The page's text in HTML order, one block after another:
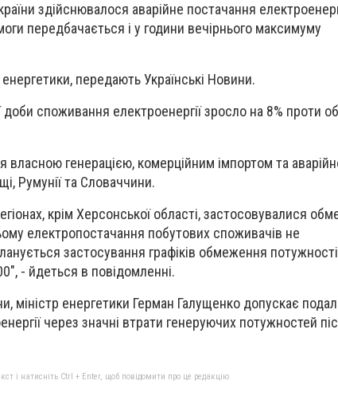
здійснювалося аварійне постачання
передбачається і у години вечірнього максимуму
передають Українськi Новини.
споживання електроенергії зросло на 8% проти
власною генерацією, комерційним імпортом та
Румунії та Словаччини.
крім Херсонської області, застосовувалися
електропостачання побутових споживачів не
застосування графіків обмеження
- йдеться в повідомленні.
міністр енергетики Герман Галущенко допускає
через значні втрати генеруючих потужностей
і натисніть Ctrl + Enter, щоб повідомити про це редакцію